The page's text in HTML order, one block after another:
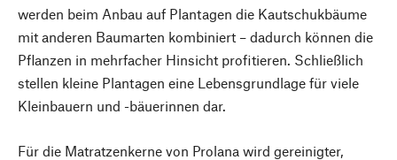
werden beim Anbau auf Plantagen die Kautschukbäume
mit anderen Baumarten kombiniert – dadurch können die
Pflanzen in mehrfacher Hinsicht profitieren. Schließlich
stellen kleine Plantagen eine Lebensgrundlage für viele
Kleinbauern und -bäuerinnen dar.
Für die Matratzenkerne von Prolana wird gereinigter,